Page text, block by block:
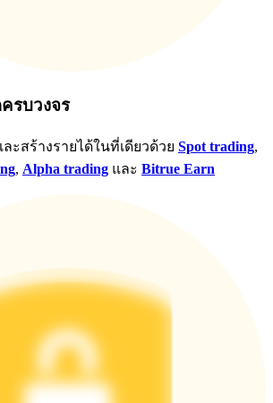
รบวงจร
ะสร้างรายได้ในที่เดียวด้วย Spot trading,
, Alpha trading และ Bitrue Earn